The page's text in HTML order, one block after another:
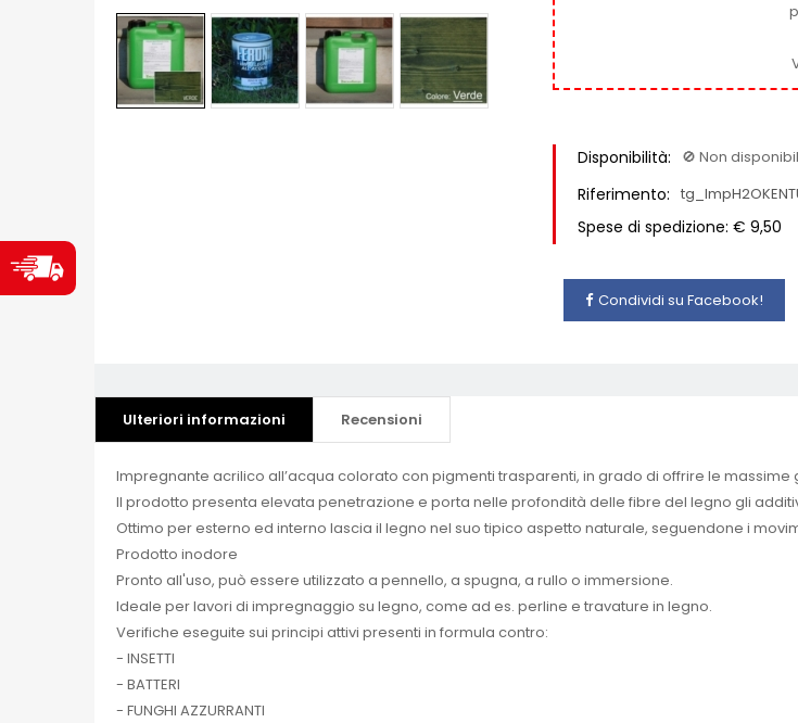
Disponibilità: 🚫​ Non
Riferimento:
Spese di spedizione: € 9,50
Condividi su Facebook!
Ulteriori informazioni Recensioni
Impregnante acrilico all’acqua colorato con pigmenti trasparenti, in grado di offrire le
Il prodotto presenta elevata penetrazione e porta nelle profondità delle fibre del legno gli
Ottimo per esterno ed interno lascia il legno nel suo tipico aspetto naturale, seguendone i
Prodotto inodore
Pronto all'uso, può essere utilizzato a pennello, a spugna, a rullo o immersione.
Ideale per lavori di impregnaggio su legno, come ad es. perline e travature in legno.
Verifiche eseguite sui principi attivi presenti in formula contro:
- INSETTI
- BATTERI
- FUNGHI AZZURRANTI